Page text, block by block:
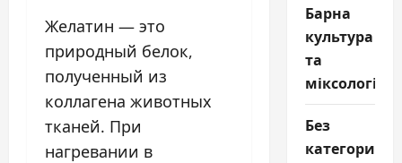
Желатин — это
природный белок,
полученный из
коллагена животных
тканей. При
нагревании в
Барна
культура
та
міксологія
Без
категории